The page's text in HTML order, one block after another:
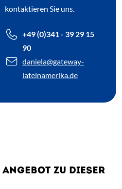
kontaktieren Sie uns.
+49 (0)341 - 39 29 15
90
daniela@gateway-
lateinamerika.de
ZU DIESER